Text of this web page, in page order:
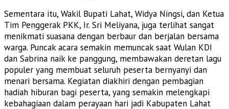
Sementara itu, Wakil Bupati Lahat, Widya Ningsi, dan Ketua
Tim Penggerak PKK, Ir. Sri Meliyana, juga terlihat sangat
menikmati suasana dengan berbaur dan berjalan bersama
warga. Puncak acara semakin memuncak saat Wulan KDI
dan Sabrina naik ke panggung, membawakan deretan lagu
populer yang membuat seluruh peserta bernyanyi dan
menari bersama. Kegiatan diakhiri dengan pembagian
hadiah hiburan bagi peserta, yang semakin melengkapi
kebahagiaan dalam perayaan hari jadi Kabupaten Lahat